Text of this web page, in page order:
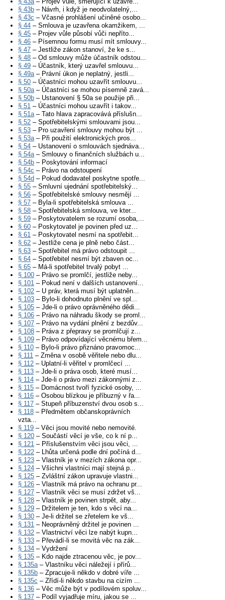
§ 43b – Návrh, i když je neodvolatelný,...
§ 43c – Včasné prohlášení učiněné osobo...
§ 44 – Smlouva je uzavřena okamžikem, ...
§ 45 – Projev vůle působí vůči nepříto...
§ 46 – Písemnou formu musí mít smlouvy...
§ 47 – Jestliže zákon stanoví, že ke s...
§ 48 – Od smlouvy může účastník odstou...
§ 49 – Účastník, který uzavřel smlouvu...
§ 49a– Právní úkon je neplatný, jestli...
§ 50 – Účastníci mohou uzavřít smlouvu...
§ 50a– Účastníci se mohou písemně zavá...
§ 50b – Ustanovení § 50a se použije při...
§ 51 – Účastníci mohou uzavřít i takov...
§ 51a– Tato hlava zapracovává příslušn...
§ 52 – Spotřebitelskými smlouvami jsou...
§ 53 – Pro uzavření smlouvy mohou být ...
§ 53a– Při použití elektronických pros...
§ 54 – Ustanovení o smlouvách sjednáva...
§ 54a– Smlouvy o finančních službách u...
§ 54b – Poskytování informací
§ 54c – Právo na odstoupení
§ 54d – Pokud dodavatel poskytne spotře...
§ 55 – Smluvní ujednání spotřebitelský...
§ 56 – Spotřebitelské smlouvy nesmějí ...
§ 57 – Byla-li spotřebitelská smlouva ...
§ 58 – Spotřebitelská smlouva, ve kter...
§ 59 – Poskytovatelem se rozumí osoba,...
§ 60 – Poskytovatel je povinen před uz...
§ 61 – Poskytovatel nesmí na spotřebit...
§ 62 – Jestliže cena je plně nebo část...
§ 63 – Spotřebitel má právo odstoupit ...
§ 64 – Spotřebitel nesmí být zbaven oc...
§ 65 – Má-li spotřebitel trvalý pobyt ...
§ 100 – Právo se promlčí, jestliže neby...
§ 101 – Pokud není v dalších ustanovení...
§ 102 – U práv, která musí být uplatněn...
§ 103 – Bylo-li dohodnuto plnění ve spl...
§ 105 – Jde-li o právo oprávněného dědi...
§ 106 – Právo na náhradu škody se proml...
§ 107 – Právo na vydání plnění z bezdův...
§ 108 – Práva z přepravy se promlčují z...
§ 109 – Právo odpovídající věcnému břem...
§ 110 – Bylo-li právo přiznáno pravomoc...
§ 111 – Změna v osobě věřitele nebo dlu...
§ 112 – Uplatní-li věřitel v promlčecí ...
§ 113 – Jde-li o práva osob, které musí...
§ 114 – Jde-li o právo mezi zákonnými z...
§ 115 – Domácnost tvoří fyzické osoby, ...
§ 116 – Osobou blízkou je příbuzný v řa...
§ 117 – Stupeň příbuzenství dvou osob s...
§ 118 – Předmětem občanskoprávních
vzta...
§ 119 – Věci jsou movité nebo nemovité.
§ 120 – Součástí věcí je vše, co k ní p...
§ 121 – Příslušenstvím věci jsou věci, ...
§ 122 – Lhůta určená podle dní počíná d...
§ 123 – Vlastník je v mezích zákona opr...
§ 124 – Všichni vlastníci mají stejná p...
§ 125 – Zvláštní zákon upravuje vlastni...
§ 126 – Vlastník má právo na ochranu pr...
§ 127 – Vlastník věci se musí zdržet vš...
§ 128 – Vlastník je povinen strpět, aby...
§ 129 – Držitelem je ten, kdo s věcí na...
§ 130 – Je-li držitel se zřetelem ke vš...
§ 131 – Neoprávněný držitel je povinen ...
§ 132 – Vlastnictví věci lze nabýt kupn...
§ 133 – Převádí-li se movitá věc na zák...
§ 134 – Vydržení
§ 135 – Kdo najde ztracenou věc, je pov...
§ 135a– Vlastníku věci náležejí i přírů...
§ 135b – Zpracuje-li někdo v dobré víře ...
§ 135c – Zřídí-li někdo stavbu na cizím ...
§ 136 – Věc může být v podílovém spoluv...
§ 137 – Podíl vyjadřuje míru, jakou se ...